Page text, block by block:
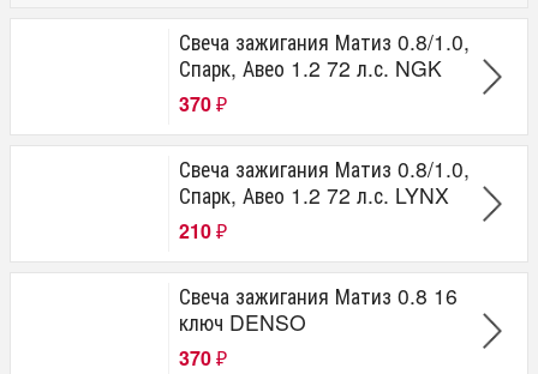
Свеча зажигания Матиз 0.8/1.0,
Спарк, Авео 1.2 72 л.с. NGK
370 ₽
Свеча зажигания Матиз 0.8/1.0,
Спарк, Авео 1.2 72 л.с. LYNX
210 ₽
Свеча зажигания Матиз 0.8 16
ключ DENSO
370 ₽